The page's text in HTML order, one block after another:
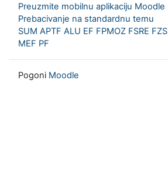
Preuzmite mobilnu aplikaciju Moodle
Prebacivanje na standardnu temu
SUM APTF ALU EF FPMOZ FSRE FZS
MEF PF
Pogoni Moodle